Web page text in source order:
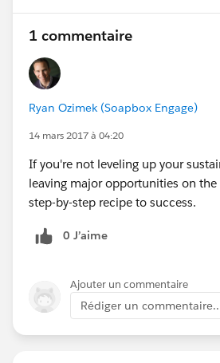
1 commentaire
Ryan Ozimek (Soapbox Engage)
14 mars 2017 à 04:20
If you're not leveling up your
leaving major opportunities on the
step-by-step recipe to success.
0 J’aime
Ajouter un commentaire
Rédiger un